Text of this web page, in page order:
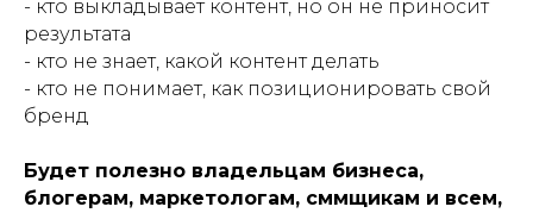
- кто выкладывает контент, но он не приносит
результата
- кто не знает, какой контент делать
- кто не понимает, как позиционировать свой
бренд
Будет полезно владельцам бизнеса,
блогерам, маркетологам, сммщикам и всем,